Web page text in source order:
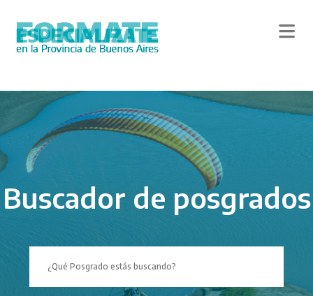
Buscador de posgrados